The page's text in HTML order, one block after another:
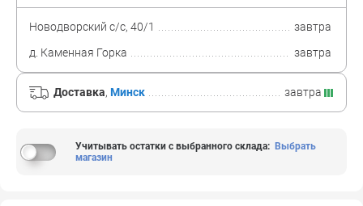
Новодворский с/с, 40/1
завтра
д. Каменная Горка
завтра
Доставка, Минск завтра
Учитывать остатки с выбранного склада: Выбрать
магазин